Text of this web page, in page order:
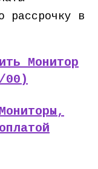
рассрочку в
Монитор
00)